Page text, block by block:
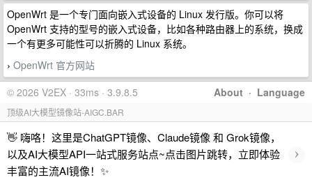
OpenWrt 是一个专门面向嵌入式设备的 Linux 发行版。你可以将
OpenWrt 支持的型号的嵌入式设备，比如各种路由器上的系统，换成
一个有更多可能性可以折腾的 Linux 系统。
› OpenWrt 官方网站
About · Language
© 2026 V2EX · 33ms · 3.9.8.5
顶级AI大模型镜像站-AIGC.BAR
👋 嗨咯！这里是ChatGPT镜像、Claude镜像 和 Grok镜像，
以及AI大模型API一站式服务站点~点击图片跳转，立即体验
丰富的主流AI镜像！✨
›